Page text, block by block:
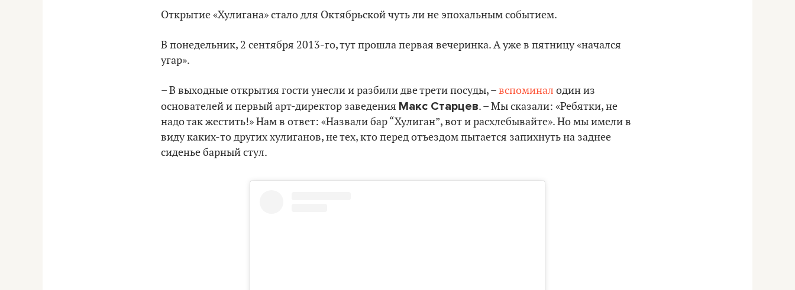
Открытие «Хулигана» стало для Октябрьской чуть ли не эпохальным событием.
В понедельник, 2 сентября 2013-го, тут прошла первая вечеринка. А уже в пятницу «начался
угар».
– В выходные открытия гости унесли и разбили две трети посуды, –вспоминал один из
основателей и первый арт-директор заведения Макс Старцев. – Мы сказали: «Ребятки, не
надо так жестить!» Нам в ответ: «Назвали бар “Хулиган”, вот и расхлебывайте». Но мы имели в
виду каких-то других хулиганов, не тех, кто перед отъездом пытается запихнуть на заднее
сиденье барный стул.